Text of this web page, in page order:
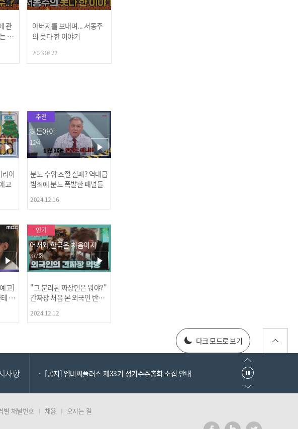
관
것
아버지를 보내며... 서동주
의 못다 한 이야기
2023.08.22
이
고
히든아이
12회
추천
분노 수위 조절 실패? 역대급
범죄에 분노 폭발한 패널들
2024.12.16
고]
감
어서와 한국은 처음이지
377회
인기
"그 분리된 짜장면은 뭐야?"
간짜장 처음 본 외국인 반응
2024.12.12
다크 모드로 보기
사항
[MBC플러스] 외부감사인 선임 공고
[공지] 2025년 재무제표
[공지] 엠비씨플러스 제33기 정기주주총회 소집 안내
[MBC플러스] 외부감사인 선임 공고
[공지] 2025년 재무제표
별 채널번호 채용 오시는 길